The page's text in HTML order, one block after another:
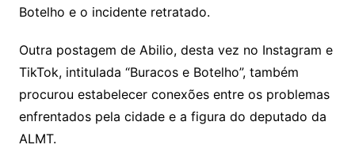
Botelho e o incidente retratado.
Outra postagem de Abilio, desta vez no Instagram e
TikTok, intitulada “Buracos e Botelho”, também
procurou estabelecer conexões entre os problemas
enfrentados pela cidade e a figura do deputado da
ALMT.